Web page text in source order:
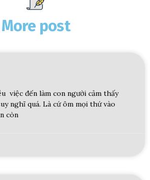
More post
việc đến làm con người cảm thấy
nghĩ quá. Là cứ ôm mọi thứ vào
còn